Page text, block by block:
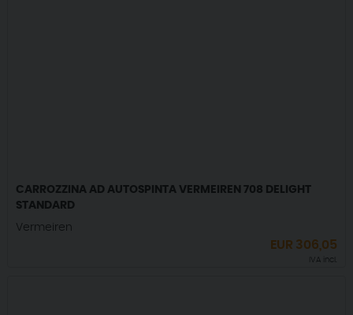
CARROZZINA AD AUTOSPINTA VERMEIREN 708 DELIGHT
STANDARD
Vermeiren
EUR 306,05
IVA incl.